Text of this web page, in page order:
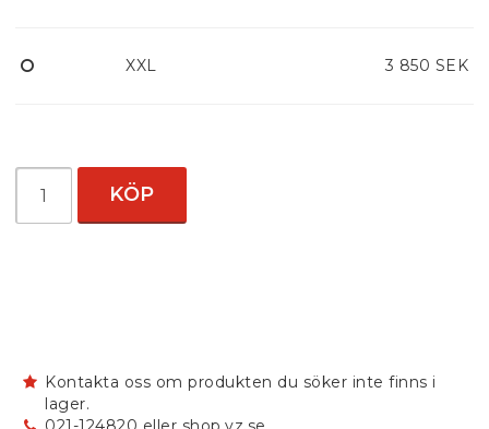
XXL 3 850 SEK
KÖP
Kontakta oss om produkten du söker inte finns i
lager.